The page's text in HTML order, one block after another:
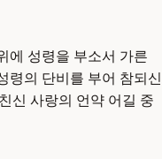
에 성령을 부소서 가른
령의 단비를 부어 참되신
신 사랑의 언약 어길 중